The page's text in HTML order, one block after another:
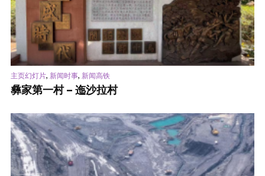
主页幻灯片, 新闻时事, 新闻高铁
彝家第一村 – 迤沙拉村